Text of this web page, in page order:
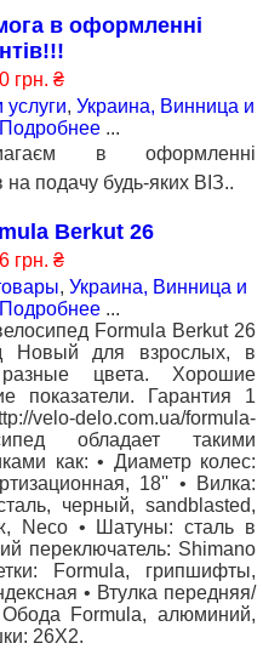
в оформленні
грн. ₴
, Украина, Винница и
Подробнее ...
в оформленні
на подачу будь-яких ВІЗ..
Berkut 26
грн. ₴
, Украина, Винница и
Подробнее ...
Formula Berkut 26
Новый для взрослых, в
цвета. Хорошие
показатели. Гарантия 1
velo-delo.com.ua/formula-
обладает такими
как: • Диаметр колес:
18'' • Вилка:
черный, sandblasted,
Neco • Шатуны: сталь в
переключатель: Shimano
Formula, грипшифты,
• Втулка передняя/
Formula, алюминий,
26X2.